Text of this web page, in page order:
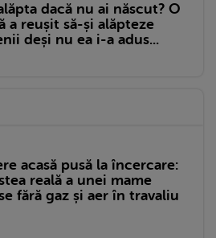
dacă nu ai născut? O
a reușit să-și alăpteze
deși nu ea i-a adus...
acasă pusă la încercare:
reală a unei mame
fără gaz și aer în travaliu